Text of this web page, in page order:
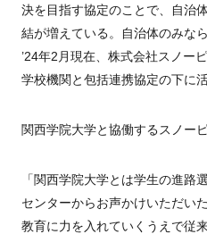
決を目指す協定のことで、自治
結が増えている。自治体のみな
’24年2月現在、株式会社スノー
学校機関と包括連携協定の下に
関西学院大学と協働するスノー
「関西学院大学とは学生の進路
センターからお声かけいただい
教育に力を入れていくうえで従